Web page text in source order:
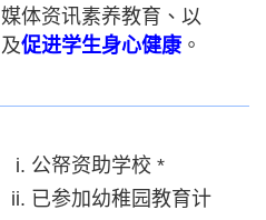
媒体资讯素养教育、以
及促进学生身心健康 。
公帑资助学校 *
已参加幼稚园教育计